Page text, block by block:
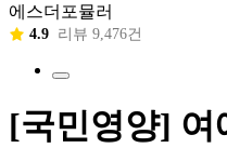
에스더포뮬러
4.9 리뷰 9,476건
[국민영양] 여